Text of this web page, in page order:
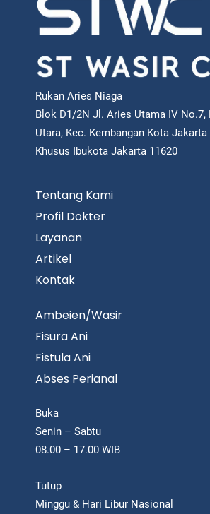
Rukan Aries Niaga
Blok D1/2N Jl. Aries Utama IV No.7,
Utara, Kec. Kembangan Kota Jakarta
Khusus Ibukota Jakarta 11620
Tentang Kami
Profil Dokter
Layanan
Artikel
Kontak
Ambeien/Wasir
Fisura Ani
Fistula Ani
Abses Perianal
Buka
Senin – Sabtu
08.00 – 17.00 WIB
Tutup
Minggu & Hari Libur Nasional